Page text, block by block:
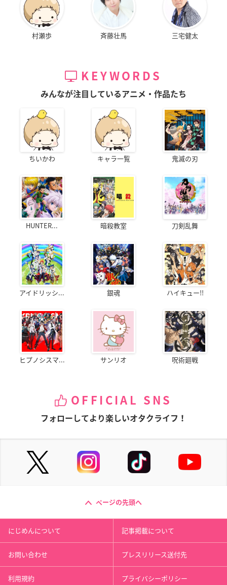
村瀬歩 斉藤壮馬 三宅健太
KEYWORDS
みんなが注目しているアニメ・作品たち
ちいかわ キャラ一覧 鬼滅の刃
HUNTER... 暗殺教室 刀剣乱舞
アイドリッシ... 銀魂 ハイキュー!!
ヒプノシスマ... サンリオ 呪術廻戦
OFFICIAL SNS
フォローしてより楽しいオタクライフ！
ページの先頭へ
にじめんについて 記事掲載について
お問い合わせ プレスリリース送付先
利用規約 プライバシーポリシー